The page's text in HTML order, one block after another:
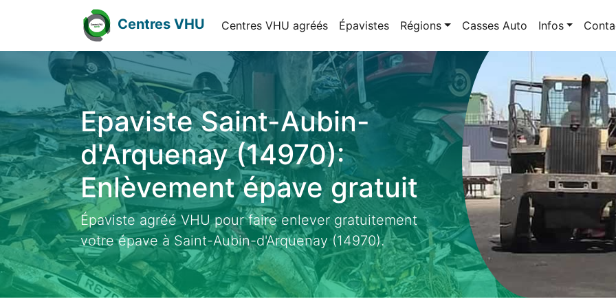
Centres VHU Centres VHU agréés Épavistes Régions Casses Auto Infos
Epaviste Saint-Aubin-
d'Arquenay (14970):
Enlèvement épave gratuit
Épaviste agréé VHU pour faire enlever gratuitement
votre épave à Saint-Aubin-d'Arquenay (14970).